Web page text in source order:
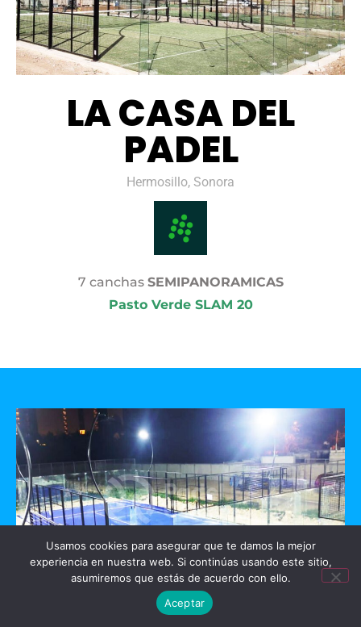
LA CASA DEL
PADEL
Hermosillo, Sonora
7 canchas SEMIPANORAMICAS
Pasto Verde SLAM 20
Usamos cookies para asegurar que te damos la mejor
experiencia en nuestra web. Si continúas usando este sitio,
asumiremos que estás de acuerdo con ello.
Aceptar